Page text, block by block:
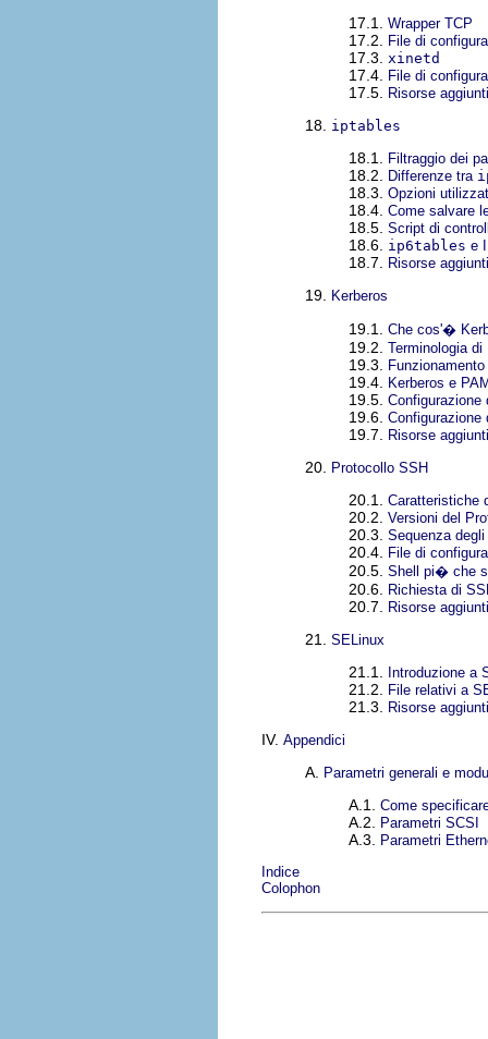
17.1. Wrapper TCP
17.2. File di
17.3. xinetd
17.4. File di
17.5. Risorse
18. iptables
18.1. Filtraggio dei
18.2. Differenze tra
18.3. Opzioni
18.4. Come salvare
18.5. Script di
18.6. ip6tables e
18.7. Risorse
19. Kerberos
19.1. Che cos'�
19.2. Terminologia di
19.3.
19.4. Kerberos e
19.5. Configurazione
19.6. Configurazione
19.7. Risorse
20. Protocollo SSH
20.1. Caratteristiche
20.2. Versioni del
20.3. Sequenza
20.4. File di
20.5. Shell pi� che
20.6. Richiesta di
20.7. Risorse
21. SELinux
21.1. Introduzione a
21.2. File relativi a
21.3. Risorse
IV. Appendici
A. Parametri generali e
A.1. Come
A.2. Parametri SCSI
A.3. Parametri
Indice
Colophon